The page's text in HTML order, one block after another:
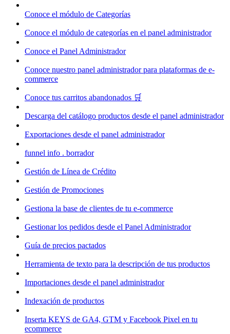
Conoce el módulo de Categorías
Conoce el módulo de categorías en el panel administrador
Conoce el Panel Administrador
Conoce nuestro panel administrador para plataformas de e-
commerce
Conoce tus carritos abandonados 🛒
Descarga del catálogo productos desde el panel administrador
Exportaciones desde el panel administrador
funnel info . borrador
Gestión de Línea de Crédito
Gestión de Promociones
Gestiona la base de clientes de tu e-commerce
Gestionar los pedidos desde el Panel Administrador
Guía de precios pactados
Herramienta de texto para la descripción de tus productos
Importaciones desde el panel administrador
Indexación de productos
Inserta KEYS de GA4, GTM y Facebook Pixel en tu
ecommerce